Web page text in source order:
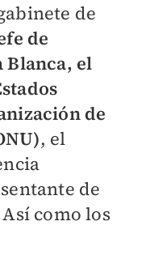
de
de
Blanca, el
de
, el
de
Así como los